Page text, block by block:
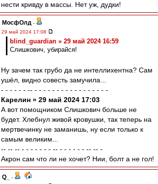
нести кривду в массы. Нет уж, дудки!
МосфОлд -
29 май 2024 17:08
blind_guardian » 29 май 2024 16:59
Слишкович, убирайся!
Ну зачем так грубо да не интеллихентна? Сам
ушёл, видно совесть замучила...
- - - - - - -- - - - - - - - - - - - - - - - - -
Карелин » 29 май 2024 17:03
А вот помощником Слишкович больше не
будет. Хлебнул живой кровушки, так теперь на
мертвечинку не заманишь, ну если только к
самым великим...
-- -- -- - - - - - - - -- - - - - - - -- -- -
Акрон сам что ли не хочет? Нии, болт а не гол!
Q_
-